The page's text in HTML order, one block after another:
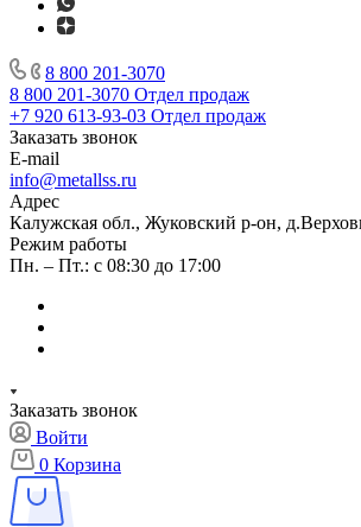
8 800 201-3070
8 800 201-3070 Отдел продаж
+7 920 613-93-03 Отдел продаж
Заказать звонок
E-mail
info@metallss.ru
Адрес
Калужская обл., Жуковский р-он,
Режим работы
Пн. – Пт.: с 08:30 до 17:00
Заказать звонок
Войти
0 Корзина